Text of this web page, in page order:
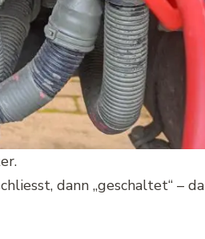
dann „geschaltet“ –